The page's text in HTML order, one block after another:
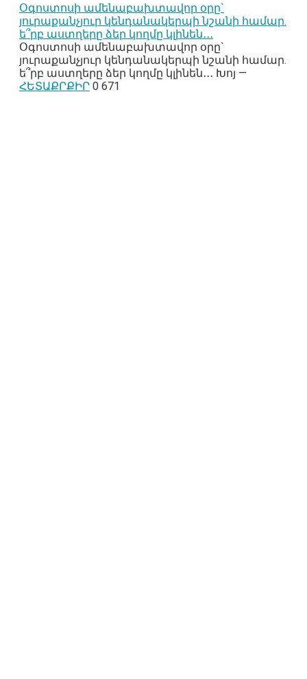
Օգոստոսի ամենաբախտավոր օրը`
յուրաքանչյուր կենդանակերպի նշանի համար.
ե՞րբ աստղերը ձեր կողմը կլինեն․․․
Օգոստոսի ամենաբախտավոր օրը`
յուրաքանչյուր կենդանակերպի նշանի համար.
ե՞րբ աստղերը ձեր կողմը կլինեն․․․ Խոյ —
ՀԵՏԱՔՐՔԻՐ 0 671